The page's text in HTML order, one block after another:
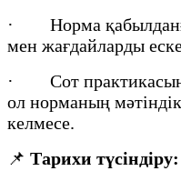
· Норма
мен жағдайларды
· Сот практикасын
ол норманың
келмесе.
📌 Тарихи түсіндіру: